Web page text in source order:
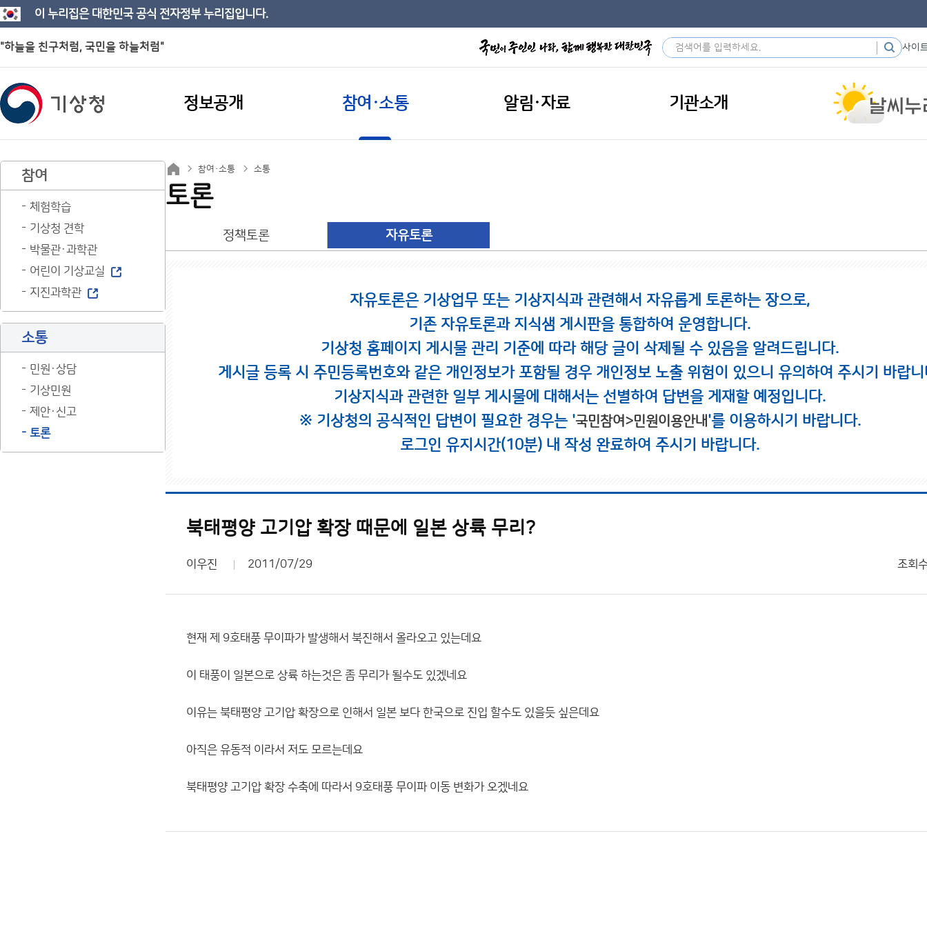
이 누리집은 대한민국 공식 전자정부 누리집입니다.
"하늘을 친구처럼, 국민을 하늘처럼" 사이
정보공개 참여·소통 알림·자료 기관소개
참여
체험학습
기상청 견학
박물관·과학관
어린이 기상교실
지진과학관
소통
민원·상담
기상민원
제안·신고
토론
참여·소통 소통
토론
정책토론 자유토론
자유토론은 기상업무 또는 기상지식과 관련해서 자유롭게 토론하는 장으로,
기존 자유토론과 지식샘 게시판을 통합하여 운영합니다.
기상청 홈페이지 게시물 관리 기준에 따라 해당 글이 삭제될 수 있음을 알려드립니다.
게시글 등록 시 주민등록번호와 같은 개인정보가 포함될 경우 개인정보 노출 위험이 있으니 유의하여 주시기 바랍니
기상지식과 관련한 일부 게시물에 대해서는 선별하여 답변을 게재할 예정입니다.
※ 기상청의 공식적인 답변이 필요한 경우는 '국민참여>민원이용안내'를 이용하시기 바랍니다.
로그인 유지시간(10분) 내 작성 완료하여 주시기 바랍니다.
북태평양 고기압 확장 때문에 일본 상륙 무리?
이우진 2011/07/29 조회
현재 제 9호태풍 무이파가 발생해서 북진해서 올라오고 있는데요
이 태풍이 일본으로 상륙 하는것은 좀 무리가 될수도 있겠네요
이유는 북태평양 고기압 확장으로 인해서 일본 보다 한국으로 진입 할수도 있을듯 싶은데요
아직은 유동적 이라서 저도 모르는데요
북태평양 고기압 확장 수축에 따라서 9호태풍 무이파 이동 변화가 오겠네요